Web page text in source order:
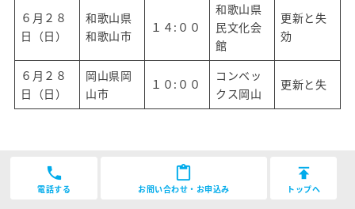
phone
電話する
content_paste
お問い合わせ・お申込み
publish
トップへ
６月２８
日（日）
和歌山県
和歌山市
１４:００
和歌山県
民文化会
館
更新と失
効
６月２８
日（日）
岡山県岡
山市
１０:００
コンベッ
クス岡山
更新と失
東京ナビゲーション